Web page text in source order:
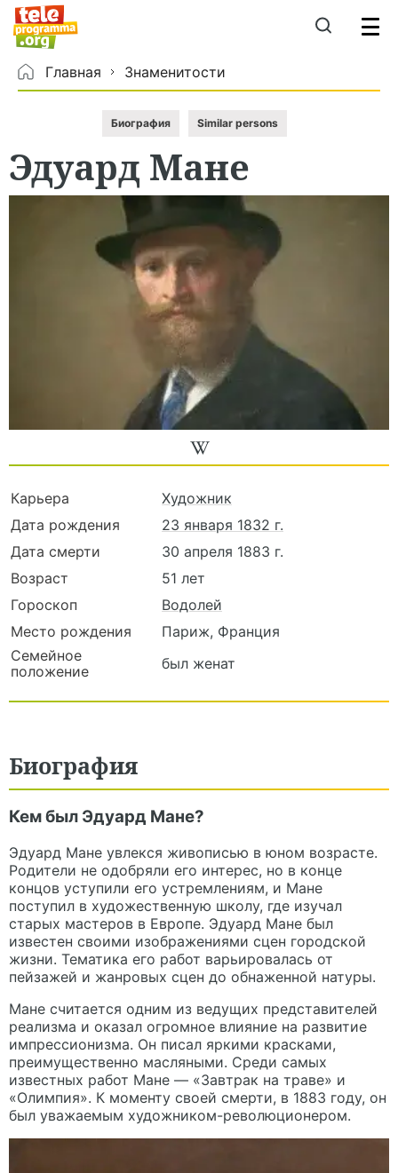
Главная Знаменитости
Биография Similar persons
Эдуард Мане
Карьера
Художник
Дата рождения
23 января 1832 г.
Дата смерти
30 апреля 1883 г.
Возраст
51 лет
Гороскоп
Водолей
Место рождения
Париж, Франция
Семейное
положение
был женат
Биография
Кем был Эдуард Мане?
Эдуард Мане увлекся живописью в юном возрасте.
Родители не одобряли его интерес, но в конце
концов уступили его устремлениям, и Мане
поступил в художественную школу, где изучал
старых мастеров в Европе. Эдуард Мане был
известен своими изображениями сцен городской
жизни. Тематика его работ варьировалась от
пейзажей и жанровых сцен до обнаженной натуры.
Мане считается одним из ведущих представителей
реализма и оказал огромное влияние на развитие
импрессионизма. Он писал яркими красками,
преимущественно масляными. Среди самых
известных работ Мане — «Завтрак на траве» и
«Олимпия». К моменту своей смерти, в 1883 году, он
был уважаемым художником-революционером.